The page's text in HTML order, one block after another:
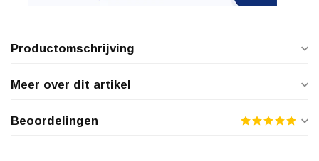
Productomschrijving
Meer over dit artikel
Beoordelingen